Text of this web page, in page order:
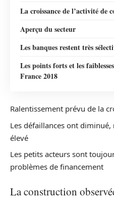
La croissance de l’activité de
Aperçu du secteur
Les banques restent très
Les points forts et les
France 2018
Ralentissement prévu de la
Les défaillances ont
élevé
Les petits acteurs sont
problèmes de financement
La construction